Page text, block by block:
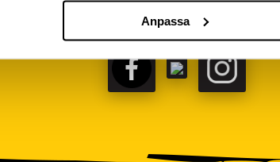
Anpassa
FACEBOOKTIKTOK